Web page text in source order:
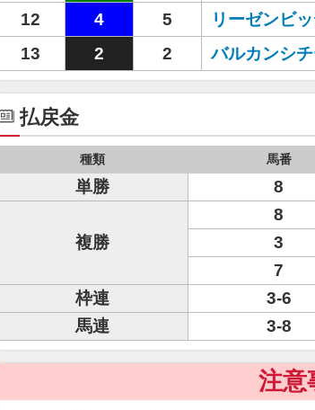
12
4 5 リーゼンビ
13
2 2 バルカンシ
払戻金
種類 馬番
単勝 8
複勝
8
3
7
枠連
3-6
馬連
3-8
注意